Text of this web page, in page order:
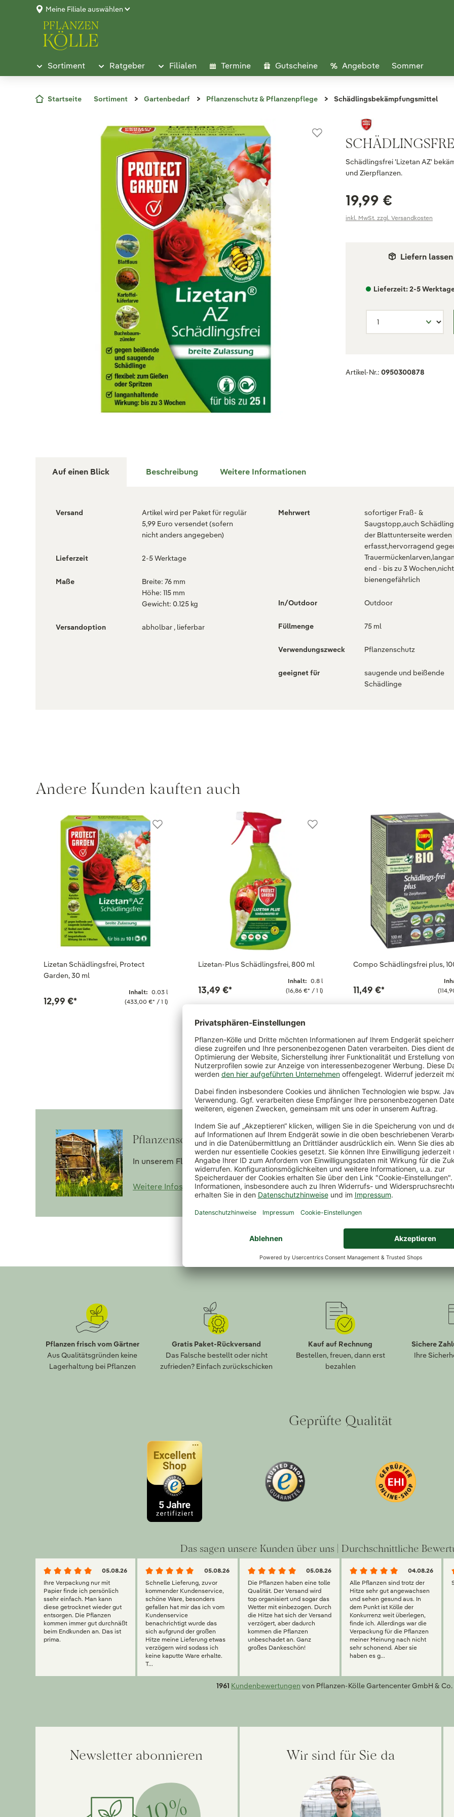
Meine Filiale auswählen
Sortiment Ratgeber Filialen Termine Gutscheine Angebote Sommer
Startseite Sortiment Gartenbedarf Pflanzenschutz & Pflanzenpflege Schädlingsbekämpfungsmittel
Schädlingsfrei 'Lizetan AZ'
und Zierpflanzen.
19,99 €
inkl. MwSt. zzgl. Versandkosten
Liefern lassen
Lieferzeit: 2-5
Artikel-Nr.: 0950300878
Auf einen Blick Beschreibung Weitere Informationen
Versand
Artikel wird per Paket für regulär
5,99 Euro versendet (sofern
nicht anders angegeben)
Lieferzeit 2-5 Werktage
Maße
Breite: 76 mm
Höhe: 115 mm
Gewicht: 0.125 kg
Versandoption abholbar , lieferbar
Mehrwert
sofortiger Fraß- &
Saugstopp,auch
der Blattunterseite werden
erfasst,hervorragend
end - bis zu 3 Wochen,nicht
bienengefährlich
In/Outdoor Outdoor
Füllmenge 75 ml
Verwendungszweck Pflanzenschutz
geeignet für
saugende und beißende
Schädlinge
Andere Kunden kauften auch
Lizetan Schädlingsfrei, Protect
Garden, 30 ml
Inhalt: 0.03 l
(433,00 €* / 1 l)
12,99 €*
Lizetan-Plus Schädlingsfrei, 800 ml
Inhalt: 0.8 l
(16,86 €* / 1 l)
13,49 €*
Compo Schädlingsfrei plus,
11,49 €*
Pflanzenschutz richtig gemacht
In unserem Flyer erfahren Sie 10 hilfreiche Ratschläge für die Anwendung im Haus-
Weitere Infos zum Download
Pflanzen frisch vom Gärtner
Aus Qualitätsgründen keine
Lagerhaltung bei Pflanzen
Gratis Paket-Rückversand
Das Falsche bestellt oder nicht
zufrieden? Einfach zurückschicken
Kauf auf Rechnung
Bestellen, freuen, dann erst
bezahlen
Sichere
Ihre
Geprüfte Qualität
Das sagen unsere Kunden über uns | Durchschnittliche
05.08.26
Ihre Verpackung nur mit
Papier finde ich persönlich
ssehr einfach. Man kann
diese getrocknet wieder gut
entsorgen. Die Pflanzen
kommen immer gut durchnäßt
beim Endkunden an. Das ist
prima.
05.08.26
Schnelle Lieferung, zuvor
kommender Kundenservice,
schöne Ware, besonders
gefallen hat mir das ich vom
Kundenservice
benachrichtigt wurde das
sich aufgrund der großen
Hitze meine Lieferung etwas
verzögern wird sodass ich
keine kaputte Ware erhalte.
T...
05.08.26
Die Pflanzen haben eine tolle
Qualität. Der Versand wird
top organisiert und sogar das
Wetter mit einbezogen. Durch
die Hitze hat sich der Versand
verzögert, aber dadurch
kommen die Pflanzen
unbeschadet an. Ganz
großes Dankeschön!
04.08.26
Alle Pflanzen sind trotz der
Hitze sehr gut angewachsen
und sehen gesund aus. In
dem Punkt ist Kölle der
Konkurrenz weit überlegen,
finde ich. Allerdings war die
Verpackung für die Pflanzen
meiner Meinung nach nicht
sehr schonend. Aber sie
haben es g...
1961 Kundenbewertungen von Pflanzen-Kölle Gartencenter GmbH & Co.
Newsletter abonnieren
10%
Wir sind für Sie da